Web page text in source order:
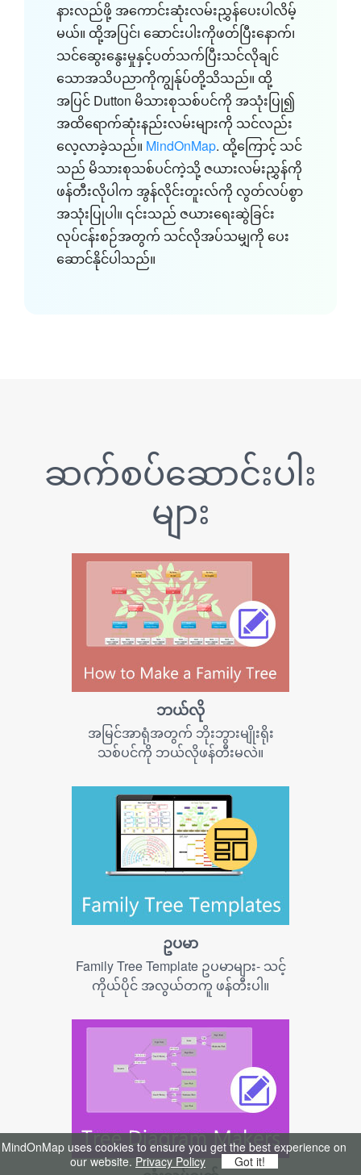
နားလည်ဖို့ အကောင်းဆုံးလမ်းညွှန်ပေးပါလိမ့်
မယ်။ ထို့အပြင်၊ ဆောင်းပါးကိုဖတ်ပြီးနောက်၊
သင်ဆွေးနွေးမှုနှင့်ပတ်သက်ပြီးသင်လိုချင်
သောအသိပညာကိုကျွန်ုပ်တို့သိသည်။ ထို့
အပြင် Dutton မိသားစုသစ်ပင်ကို အသုံးပြု၍
အထိရောက်ဆုံးနည်းလမ်းများကို သင်လည်း
လေ့လာခဲ့သည်။ MindOnMap. ထို့ကြောင့် သင်
သည် မိသားစုသစ်ပင်ကဲ့သို့ ဇယားလမ်းညွှန်ကို
ဖန်တီးလိုပါက အွန်လိုင်းတူးလ်ကို လွတ်လပ်စွာ
အသုံးပြုပါ။ ၎င်းသည် ဇယားရေးဆွဲခြင်း
လုပ်ငန်းစဉ်အတွက် သင်လိုအပ်သမျှကို ပေး
ဆောင်နိုင်ပါသည်။
ဆက်စပ်ဆောင်းပါး
များ
ဘယ်လို
အမြင်အာရုံအတွက် ဘိုးဘွားမျိုးရိုး
သစ်ပင်ကို ဘယ်လိုဖန်တီးမလဲ။
ဥပမာ
Family Tree Template ဥပမာများ- သင့်
ကိုယ်ပိုင် အလွယ်တကူ ဖန်တီးပါ။
MindOnMap uses cookies to ensure you get the best experience on
our website. Privacy Policy Got it!